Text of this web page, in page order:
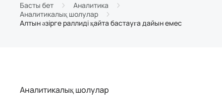
Құралдар
Басты бет
Аналитика
Аналитикалық шолулар
Алтын әзірге раллиді қайта бастауға дайын емес
Аналитикалық шолулар